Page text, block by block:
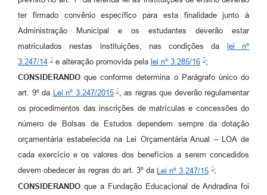
ter firmado convênio específico para esta finalidade junto à
Administração Municipal e os estudantes deverão estar
matriculados nestas instituições, nas condições da lei nº
3.247/14
e alteração promovida pela lei nº 3.285/16
;
CONSIDERANDOque conforme determina o Parágrafo único do
art. 9º da Lei nº 3.247/2015 , as regras que deverão regulamentar
os procedimentos das inscrições de matrículas e concessões do
número de Bolsas de Estudos dependem sempre da dotação
orçamentária estabelecida na Lei Orçamentária Anual – LOA de
cada exercício e os valores dos benefícios a serem concedidos
devem obedecer às regras do art. 3º da Lei nº 3.247/15
;
CONSIDERANDO que a Fundação Educacional de Andradina foi